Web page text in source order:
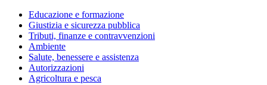
Educazione e formazione
Giustizia e sicurezza pubblica
Tributi, finanze e contravvenzioni
Ambiente
Salute, benessere e assistenza
Autorizzazioni
Agricoltura e pesca